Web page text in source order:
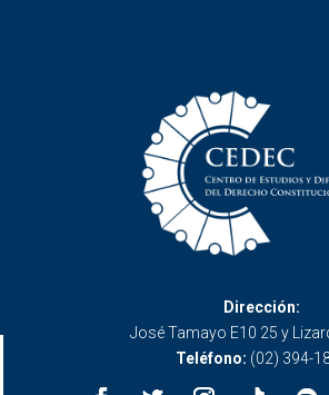
Dirección:
José Tamayo E10 25 y
Teléfono: (02) 394-